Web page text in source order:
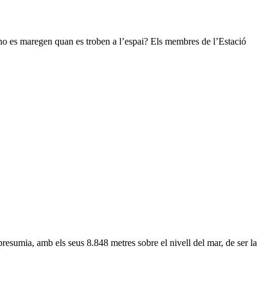
maregen quan es troben a l’espai? Els membres de l’Estació
amb els seus 8.848 metres sobre el nivell del mar, de ser la